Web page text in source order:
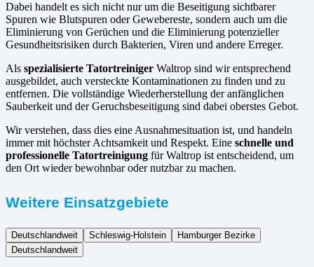
Dabei handelt es sich nicht nur um die Beseitigung sichtbarer
Spuren wie Blutspuren oder Gewebereste, sondern auch um die
Eliminierung von Gerüchen und die Eliminierung potenzieller
Gesundheitsrisiken durch Bakterien, Viren und andere Erreger.
Als spezialisierte Tatortreiniger Waltrop sind wir entsprechend
ausgebildet, auch versteckte Kontaminationen zu finden und zu
entfernen. Die vollständige Wiederherstellung der anfänglichen
Sauberkeit und der Geruchsbeseitigung sind dabei oberstes Gebot.
Wir verstehen, dass dies eine Ausnahmesituation ist, und handeln
immer mit höchster Achtsamkeit und Respekt. Eine schnelle und
professionelle Tatortreinigung für Waltrop ist entscheidend, um
den Ort wieder bewohnbar oder nutzbar zu machen.
Weitere Einsatzgebiete
Deutschlandweit Schleswig-Holstein
Hamburger Bezirke
Deutschlandweit